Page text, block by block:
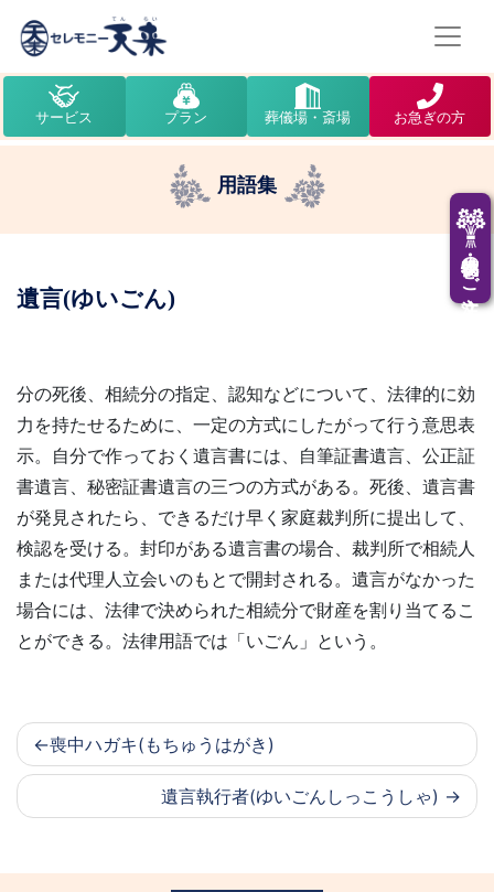
供花・供物のご注文
サービス プラン 葬儀場・斎場 お急ぎの方
用語集
遺言(ゆいごん)
分の死後、相続分の指定、認知などについて、法律的に効
力を持たせるために、一定の方式にしたがって行う意思表
示。自分で作っておく遺言書には、自筆証書遺言、公正証
書遺言、秘密証書遺言の三つの方式がある。死後、遺言書
が発見されたら、できるだけ早く家庭裁判所に提出して、
検認を受ける。封印がある遺言書の場合、裁判所で相続人
または代理人立会いのもとで開封される。遺言がなかった
場合には、法律で決められた相続分で財産を割り当てるこ
とができる。法律用語では「いごん」という。
喪中ハガキ(もちゅうはがき)
遺言執行者(ゆいごんしっこうしゃ)